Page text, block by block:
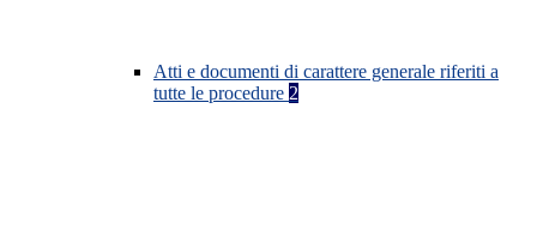
Atti e documenti di carattere generale riferiti a
tutte le procedure 2